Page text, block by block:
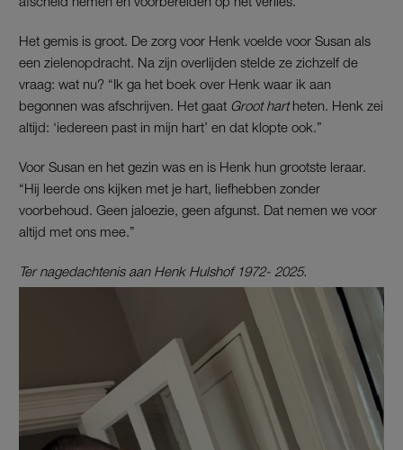
Het gemis is groot. De zorg voor Henk voelde voor Susan als
een zielenopdracht. Na zijn overlijden stelde ze zichzelf de
vraag: wat nu? “Ik ga het boek over Henk waar ik aan
begonnen was afschrijven. Het gaat Groot hartheten. Henk zei
altijd: ‘iedereen past in mijn hart’ en dat klopte ook.”
Voor Susan en het gezin was en is Henk hun grootste leraar.
“Hij leerde ons kijken met je hart, liefhebben zonder
voorbehoud. Geen jaloezie, geen afgunst. Dat nemen we voor
altijd met ons mee.”
Ter nagedachtenis aan Henk Hulshof 1972- 2025.